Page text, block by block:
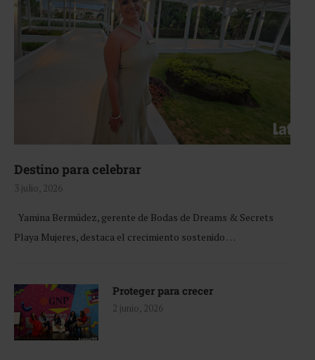
Destino para celebrar
3 julio, 2026
Yamina Bermúdez, gerente de Bodas de Dreams & Secrets
Playa Mujeres, destaca el crecimiento sostenido …
Proteger para crecer
2 junio, 2026